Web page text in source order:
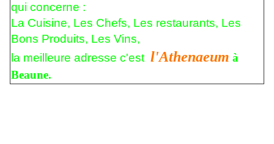
qui concerne :
La Cuisine, Les Chefs, Les restaurants, Les
Bons Produits, Les Vins,
la meilleure adresse c'est l'Athenaeum à
Beaune.